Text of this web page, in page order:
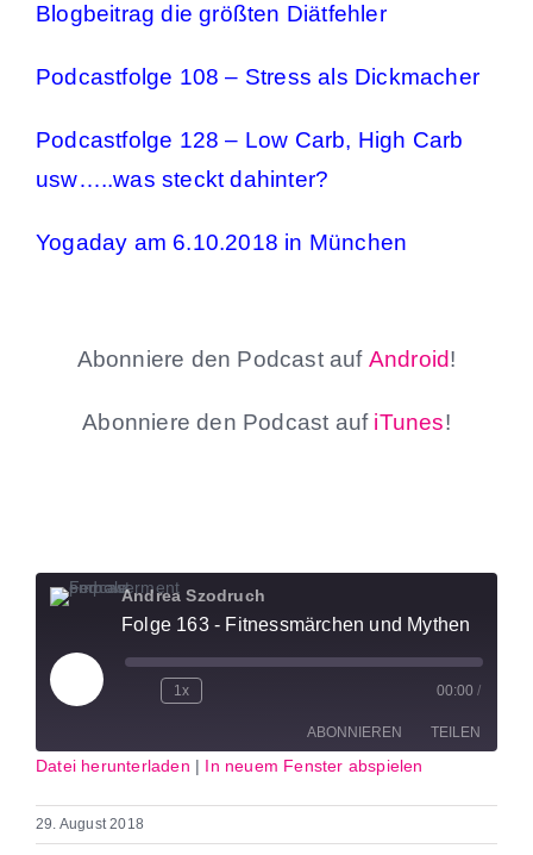
Blogbeitrag die größten Diätfehler
Podcastfolge 108 – Stress als Dickmacher
Podcastfolge 128 – Low Carb, High Carb
usw…..was steckt dahinter?
Yogaday am 6.10.2018 in München
Abonniere den Podcast auf Android!
Abonniere den Podcast aufiTunes!
Andrea Szodruch
Folge 163 - Fitnessmärchen und Mythen
Play
Episode
1x 00:00 /
ABONNIEREN TEILEN
RSS
FEED
LINK
Datei herunterladen | In neuem Fenster abspielen
29. August 2018